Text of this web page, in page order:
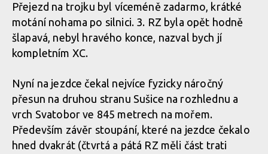
Přejezd na trojku byl víceméně zadarmo, krátké
motání nohama po silnici. 3. RZ byla opět hodně
šlapavá, nebyl hravého konce, nazval bych jí
kompletním XC.
Nyní na jezdce čekal nejvíce fyzicky náročný
přesun na druhou stranu Sušice na rozhlednu a
vrch Svatobor ve 845 metrech na mořem.
Především závěr stoupání, které na jezdce čekalo
hned dvakrát (čtvrtá a pátá RZ měli část trati